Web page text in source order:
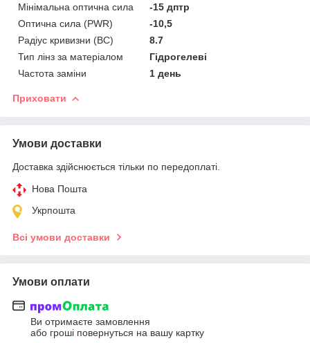
Мінімальна оптична сила
-15 дптр
Оптична сила (PWR)
-10,5
Радіус кривизни (BC)
8.7
Тип лінз за матеріалом
Гідрогелеві
Частота заміни
1 день
Приховати
Умови доставки
Доставка здійснюється тільки по передоплаті.
Нова Пошта
Укрпошта
Всі умови доставки
Умови оплати
Ви отримаєте замовлення
або гроші повернуться на вашу картку